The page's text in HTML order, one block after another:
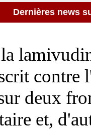
Dernières news
contre
deux
et,